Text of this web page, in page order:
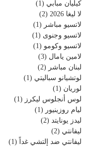
كيليان مبابي (1)
لا ليغا 2026
(2)
لاتسيو مباشر (1)
لاتسيو وجنوى (1)
لاتسيو وكومو (1)
لامين يامال (3)
لبنان مباشر (2)
لوتشيانو سباليتي (1)
لوريان (1)
لوس أنجلوس ليكرز (1)
ليام روزينيور (1)
ليدز يونايتد (2)
ليفانتي (2)
ليفانتي ضد إلتشي غداً (1)